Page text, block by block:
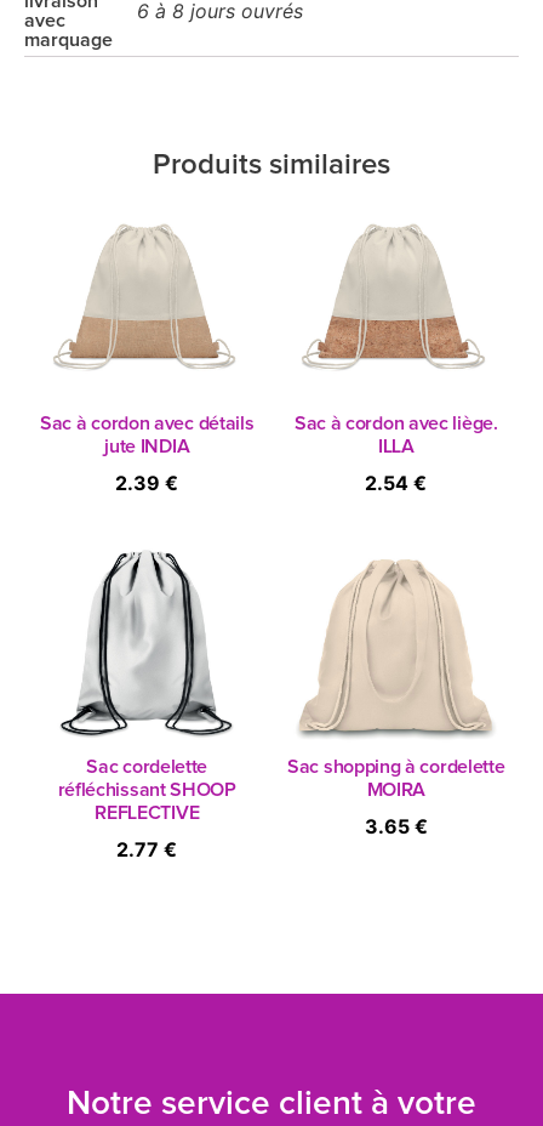
avec
marquage
6 à 8 jours ouvrés
Produits similaires
Sac à cordon avec détails
jute INDIA
2.39 €
Sac à cordon avec liège.
ILLA
2.54 €
Sac cordelette
réfléchissant SHOOP
REFLECTIVE
2.77 €
Sac shopping à cordelette
MOIRA
3.65 €
Notre service client à votre